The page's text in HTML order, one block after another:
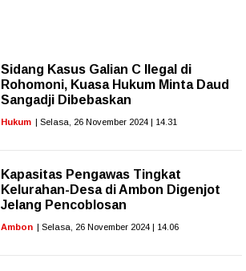
Sidang Kasus Galian C Ilegal di
Rohomoni, Kuasa Hukum Minta Daud
Sangadji Dibebaskan
Hukum | Selasa, 26 November 2024 | 14.31
Kapasitas Pengawas Tingkat
Kelurahan-Desa di Ambon Digenjot
Jelang Pencoblosan
Ambon | Selasa, 26 November 2024 | 14.06